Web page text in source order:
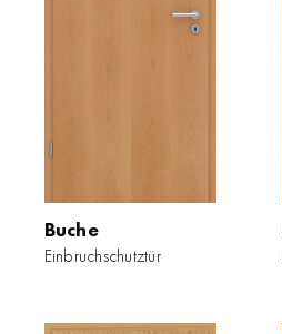
Buche
Einbruchschutztür